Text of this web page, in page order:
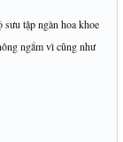
tập ngàn hoa khoe
ngắm vì cũng như